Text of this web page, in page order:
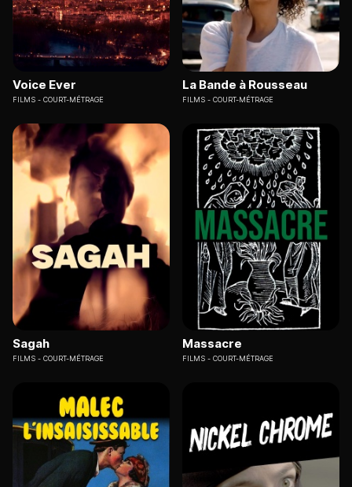
Voice Ever
FILMS COURT-MÉTRAGE
La Bande à Rousseau
FILMS COURT-MÉTRAGE
Sagah
FILMS COURT-MÉTRAGE
Massacre
FILMS COURT-MÉTRAGE